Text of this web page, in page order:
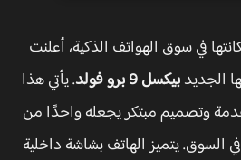
في سوق الهواتف الذكية، أعلنت
بيكسل 9 برو فولد
. يأتي هذا
وتصميم مبتكر يجعله واحدًا من
يتميز الهاتف بشاشة داخلية